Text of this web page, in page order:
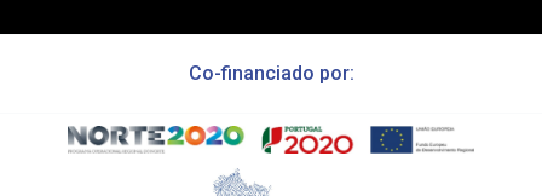
Co-financiado por: